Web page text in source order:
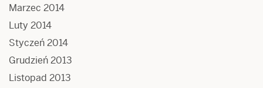
Marzec 2014
Luty 2014
Styczeń 2014
Grudzień 2013
Listopad 2013